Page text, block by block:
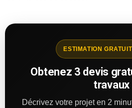
ESTIMATION
Obtenez 3 devis
travaux
Décrivez votre projet en 2